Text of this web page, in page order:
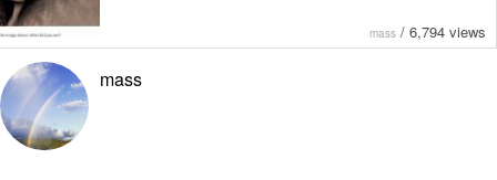
mass / 6,794 views
mass